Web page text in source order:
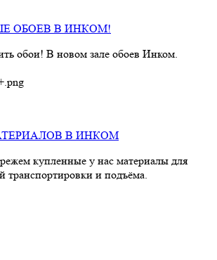
ОБОЕВ В ИНКОМ!
обои! В новом зале обоев Инком.
В ИНКОМ
купленные у нас материалы для
транспортировки и подъёма.